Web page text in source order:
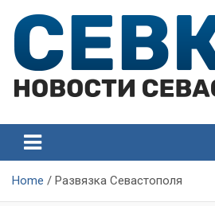
content
Севастополя
Севастополя
Home Развязка Севастополя